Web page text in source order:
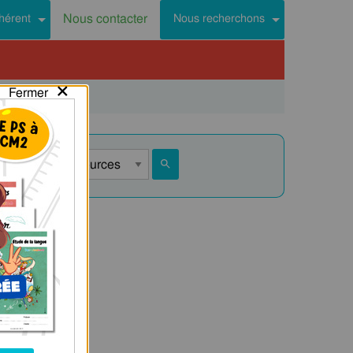
Nous contacter Nous recherchons
Fermer×